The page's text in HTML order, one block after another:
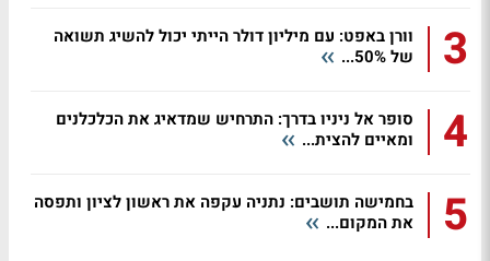
3
וורן באפט: עם מיליון דולר הייתי יכול להשיג תשואה
של 50%...
4
סופר אל ניניו בדרך: התרחיש שמדאיג את הכלכלנים
ומאיים להצית...
5
בחמישה תושבים: נתניה עקפה את ראשון לציון ותפסה
את המקום...